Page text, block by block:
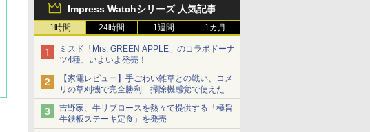
Impress Watchシリーズ 人気記事
1時間 24時間 1週間 1カ月
ミスド「Mrs. GREEN APPLE」のコラボドーナ
ツ4種、いよいよ発売！
【家電レビュー】手ごわい雑草との戦い、コメ
リの草刈機で完全勝利 掃除機感覚で使えた
吉野家、牛リブロースを熱々で提供する「極旨
牛鉄板ステーキ定食」を発売